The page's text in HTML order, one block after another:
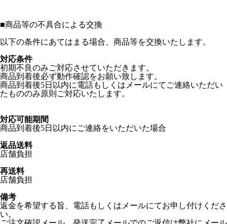
■商品等の不具合による交換
以下の条件にあてはまる場合、商品等を交換いたします。
対応条件
初期不良のみご対応させていただきます。
商品到着後必ず動作確認をお願い致します。
商品到着後5日以内に電話もしくはメールにてご連絡いただい
たもののみ原則ご対応いたします。
対応可能期間
商品到着後5日以内にご連絡をいただいた場合
返品送料
店舗負担
再送料
店舗負担
備考
返金を希望する旨、電話もしくはメールにてお申し付けくださ
い。